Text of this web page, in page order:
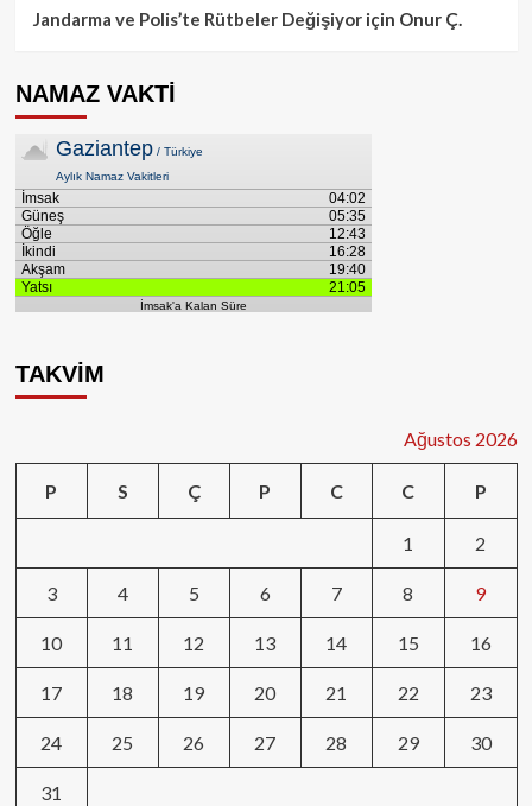
Jandarma ve Polis’te Rütbeler Değişiyoriçin Onur Ç.
NAMAZ VAKTİ
TAKVİM
Ağustos 2026
P S Ç P C C P
1 2
3 4 5 6 7 8 9
10 11 12 13 14 15 16
17 18 19 20 21 22 23
24 25 26 27 28 29 30
31